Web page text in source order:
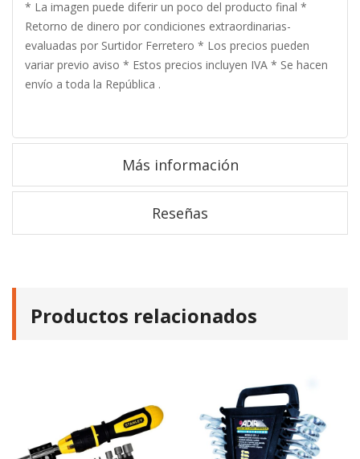
* La imagen puede diferir un poco del producto final *
Retorno de dinero por condiciones extraordinarias-
evaluadas por Surtidor Ferretero * Los precios pueden
variar previo aviso * Estos precios incluyen IVA * Se hacen
envío a toda la República .
Más información
Reseñas
Productos relacionados